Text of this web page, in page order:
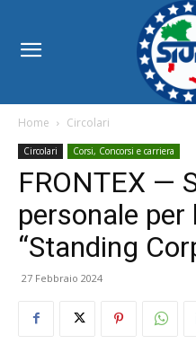
Home Circolari
Circolari Corsi, Concorsi e carriera
FRONTEX —
personale per
“Standing
27 Febbraio 2024